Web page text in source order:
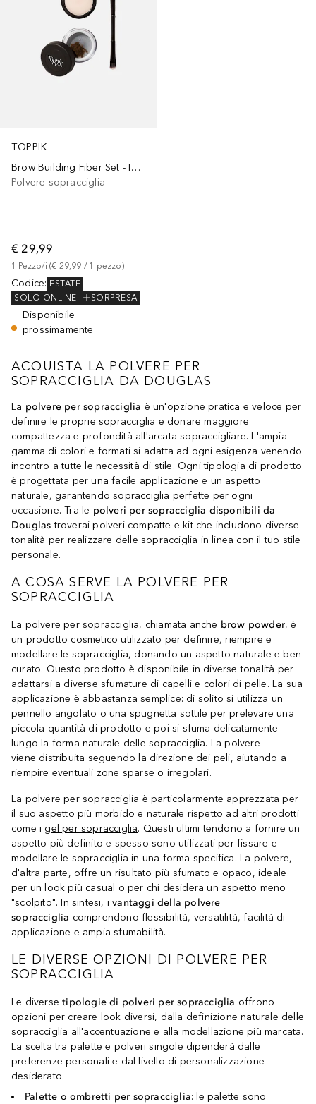
TOPPIK
Brow Building Fiber Set - Infoltitore Sopracciglia 3D
Polvere sopracciglia
€ 29,99
1 Pezzo/i (€ 29,99 / 1 pezzo)
Codice: ESTATE
SOLO ONLINE
SORPRESA
Disponibile
prossimamente
ACQUISTA LA POLVERE PER
SOPRACCIGLIA DA DOUGLAS
La polvere per sopracciglia è un'opzione pratica e veloce per
definire le proprie sopracciglia e donare maggiore
compattezza e profondità all'arcata sopraccigliare. L'ampia
gamma di colori e formati si adatta ad ogni esigenza venendo
incontro a tutte le necessità di stile. Ogni tipologia di prodotto
è progettata per una facile applicazione e un aspetto
naturale, garantendo sopracciglia perfette per ogni
occasione. Tra le polveri per sopracciglia disponibili da
Douglas troverai polveri compatte e kit che includono diverse
tonalità per realizzare delle sopracciglia in linea con il tuo stile
personale.
A COSA SERVE LA POLVERE PER
SOPRACCIGLIA
La polvere per sopracciglia, chiamata anche brow powder, è
un prodotto cosmetico utilizzato per definire, riempire e
modellare le sopracciglia, donando un aspetto naturale e ben
curato. Questo prodotto è disponibile in diverse tonalità per
adattarsi a diverse sfumature di capelli e colori di pelle. La sua
applicazione è abbastanza semplice: di solito si utilizza un
pennello angolato o una spugnetta sottile per prelevare una
piccola quantità di prodotto e poi si sfuma delicatamente
lungo la forma naturale delle sopracciglia. La polvere
viene distribuita seguendo la direzione dei peli, aiutando a
riempire eventuali zone sparse o irregolari.
La polvere per sopracciglia è particolarmente apprezzata per
il suo aspetto più morbido e naturale rispetto ad altri prodotti
come i gel per sopracciglia. Questi ultimi tendono a fornire un
aspetto più definito e spesso sono utilizzati per fissare e
modellare le sopracciglia in una forma specifica. La polvere,
d'altra parte, offre un risultato più sfumato e opaco, ideale
per un look più casual o per chi desidera un aspetto meno
"scolpito". In sintesi, ivantaggi della polvere
sopracciglia comprendono flessibilità, versatilità, facilità di
applicazione e ampia sfumabilità.
LE DIVERSE OPZIONI DI POLVERE PER
SOPRACCIGLIA
Le diversetipologie di polveri per sopracciglia offrono
opzioni per creare look diversi, dalla definizione naturale delle
sopracciglia all'accentuazione e alla modellazione più marcata.
La scelta tra palette e polveri singole dipenderà dalle
preferenze personali e dal livello di personalizzazione
desiderato.
Palette o ombretti per sopracciglia: le palette sono